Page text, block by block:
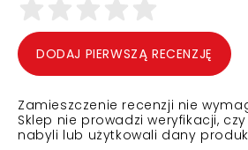
DODAJ PIERWSZĄ RECENZJĘ
Zamieszczenie recenzji nie
Sklep nie prowadzi weryfikacji,
nabyli lub użytkowali dany